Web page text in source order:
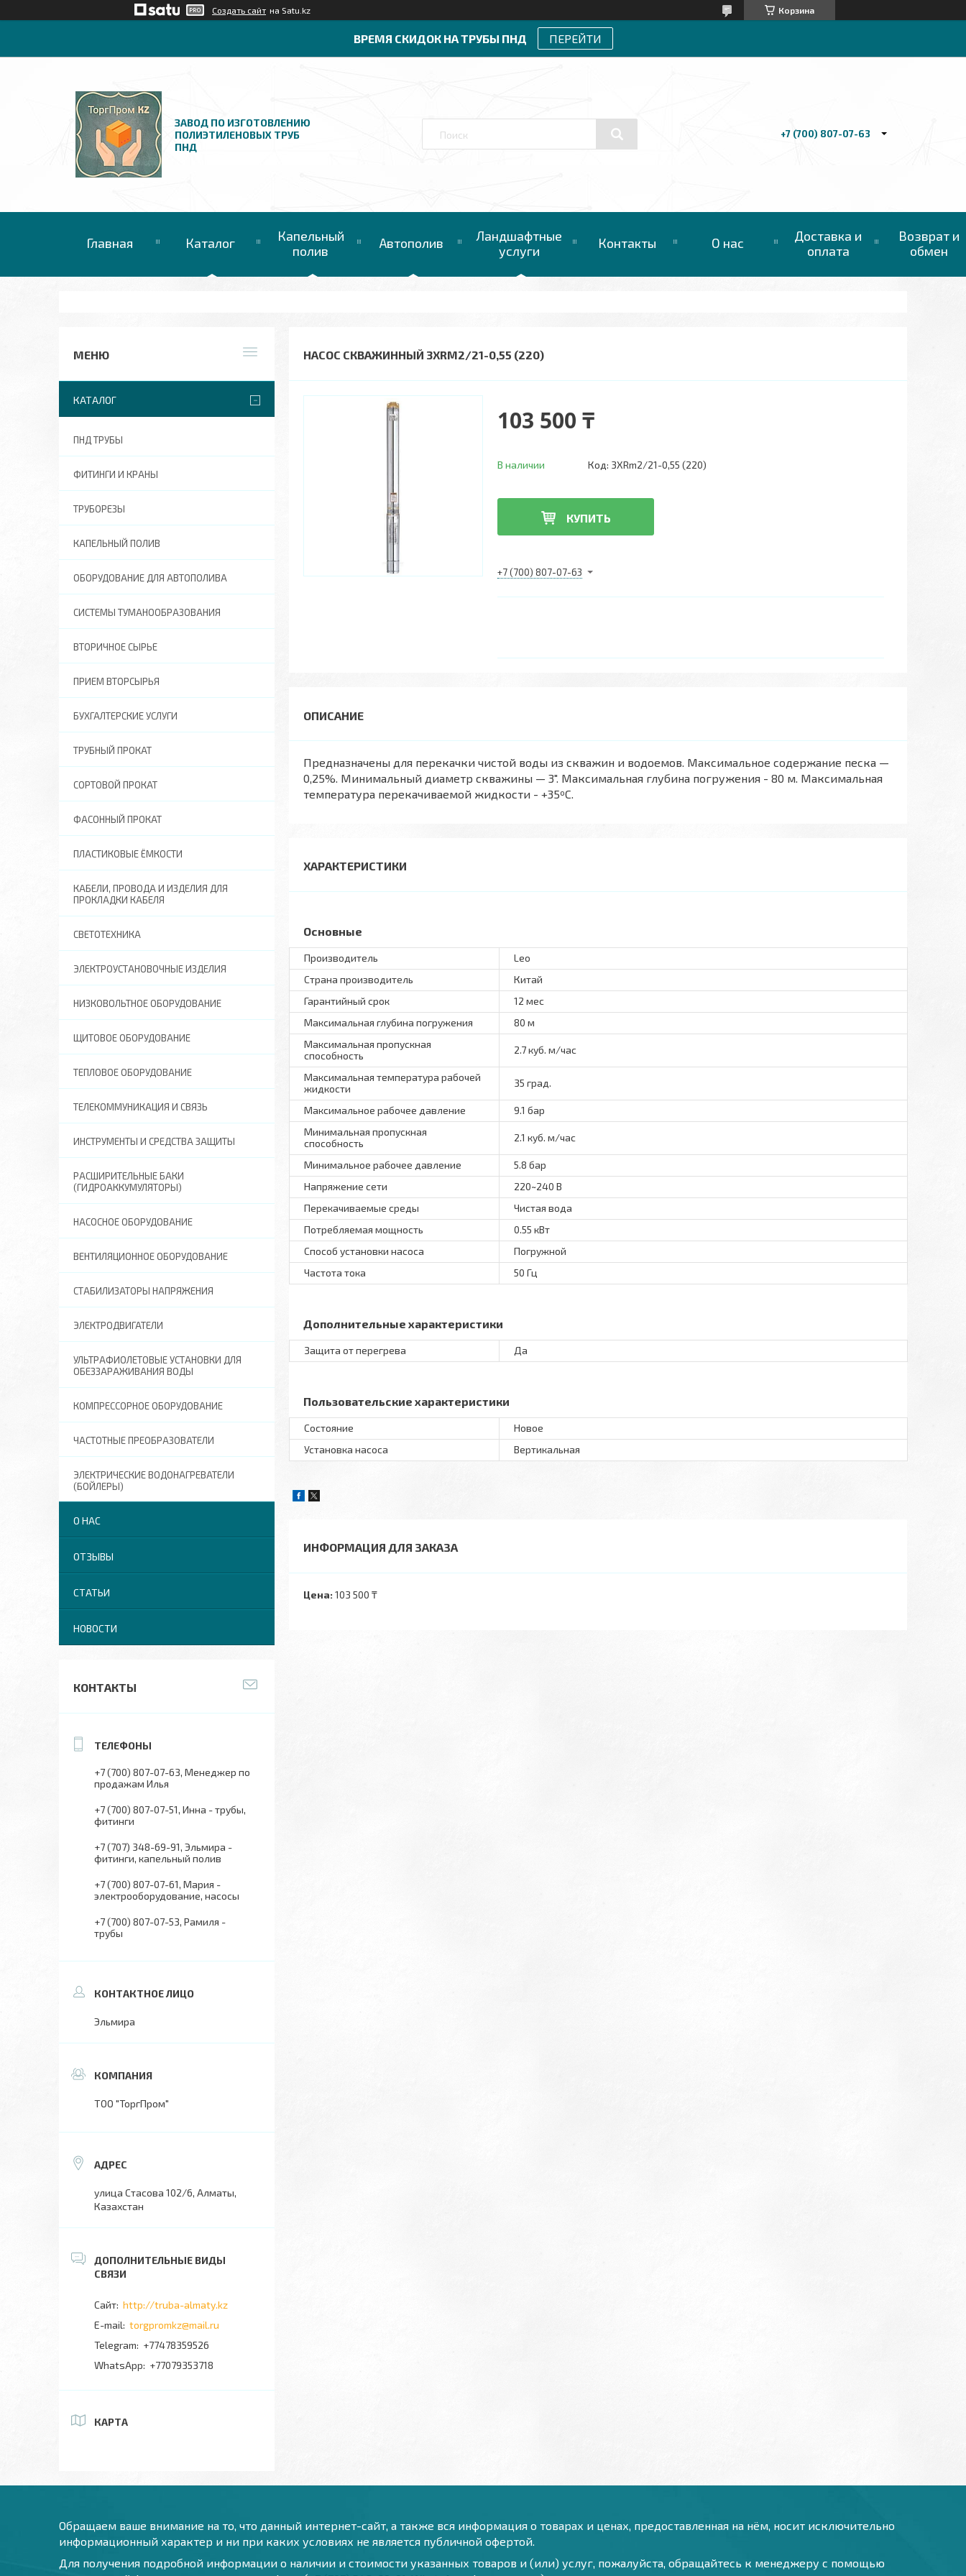
Создать сайт на Satu.kz Корзина
ВРЕМЯ СКИДОК НА ТРУБЫ ПНД ПЕРЕЙТИ
ЗАВОД ПО ИЗГОТОВЛЕНИЮ
ПОЛИЭТИЛЕНОВЫХ ТРУБ
ПНД
+7 (700) 807-07-63
Главная Каталог
Капельный
полив
Автополив
Ландшафтные
услуги
Контакты О нас
Доставка и
оплата
Возврат и
обмен
НАСОС СКВАЖИННЫЙ 3XRM2/21-0,55 (220)
103 500 ₸
В наличии Код: 3XRm2/21-0,55 (220)
КУПИТЬ
+7 (700) 807-07-63
Предназначены для перекачки чистой воды из скважин и водоемов. Максимальное содержание песка —
0,25%. Минимальный диаметр скважины — 3". Максимальная глубина погружения - 80 м. Максимальная
температура перекачиваемой жидкости - +35ºС.
ХАРАКТЕРИСТИКИ
Основные
Производитель
Leo
Страна производитель
Китай
Гарантийный срок
12 мес
Максимальная глубина погружения
80 м
Максимальная пропускная
способность
2.7 куб. м/час
Максимальная температура рабочей
жидкости
35 град.
Максимальное рабочее давление
9.1 бар
Минимальная пропускная
способность
2.1 куб. м/час
Минимальное рабочее давление
5.8 бар
Напряжение сети
220~240 В
Перекачиваемые среды
Чистая вода
Потребляемая мощность
0.55 кВт
Способ установки насоса
Погружной
Частота тока
50 Гц
Дополнительные характеристики
Защита от перегрева Да
Пользовательские характеристики
Состояние
Новое
Установка насоса
Вертикальная
ИНФОРМАЦИЯ ДЛЯ ЗАКАЗА
Цена: 103 500 ₸
КАТАЛОГ
ПНД ТРУБЫ
ФИТИНГИ И КРАНЫ
ТРУБОРЕЗЫ
КАПЕЛЬНЫЙ ПОЛИВ
ОБОРУДОВАНИЕ ДЛЯ АВТОПОЛИВА
СИСТЕМЫ ТУМАНООБРАЗОВАНИЯ
ВТОРИЧНОЕ СЫРЬЕ
ПРИЕМ ВТОРСЫРЬЯ
БУХГАЛТЕРСКИЕ УСЛУГИ
ТРУБНЫЙ ПРОКАТ
СОРТОВОЙ ПРОКАТ
ФАСОННЫЙ ПРОКАТ
ПЛАСТИКОВЫЕ ЁМКОСТИ
КАБЕЛИ, ПРОВОДА И ИЗДЕЛИЯ ДЛЯ
ПРОКЛАДКИ КАБЕЛЯ
СВЕТОТЕХНИКА
ЭЛЕКТРОУСТАНОВОЧНЫЕ ИЗДЕЛИЯ
НИЗКОВОЛЬТНОЕ ОБОРУДОВАНИЕ
ЩИТОВОЕ ОБОРУДОВАНИЕ
ТЕПЛОВОЕ ОБОРУДОВАНИЕ
ТЕЛЕКОММУНИКАЦИЯ И СВЯЗЬ
ИНСТРУМЕНТЫ И СРЕДСТВА ЗАЩИТЫ
РАСШИРИТЕЛЬНЫЕ БАКИ
(ГИДРОАККУМУЛЯТОРЫ)
НАСОСНОЕ ОБОРУДОВАНИЕ
ВЕНТИЛЯЦИОННОЕ ОБОРУДОВАНИЕ
СТАБИЛИЗАТОРЫ НАПРЯЖЕНИЯ
ЭЛЕКТРОДВИГАТЕЛИ
УЛЬТРАФИОЛЕТОВЫЕ УСТАНОВКИ ДЛЯ
ОБЕЗЗАРАЖИВАНИЯ ВОДЫ
КОМПРЕССОРНОЕ ОБОРУДОВАНИЕ
ЧАСТОТНЫЕ ПРЕОБРАЗОВАТЕЛИ
ЭЛЕКТРИЧЕСКИЕ ВОДОНАГРЕВАТЕЛИ
(БОЙЛЕРЫ)
О НАС
ОТЗЫВЫ
СТАТЬИ
НОВОСТИ
КОНТАКТЫ
+7 (700) 807-07-63 Менеджер по
продажам Илья
+7 (700) 807-07-51 Инна - трубы,
фитинги
+7 (707) 348-69-91 Эльмира -
фитинги, капельный полив
+7 (700) 807-07-61 Мария -
электрооборудование, насосы
+7 (700) 807-07-53 Рамиля -
трубы
Эльмира
ТОО "ТоргПром"
улица Стасова 102/6, Алматы,
Казахстан
http://truba-almaty.kz
torgpromkz@mail.ru
+77478359526
+77079353718
КАРТА
Обращаем ваше внимание на то, что данный интернет-сайт, а также вся информация о товарах и ценах, предоставленная на нём, носит исключительно
информационный характер и ни при каких условиях не является публичной офертой.
Для получения подробной информации о наличии и стоимости указанных товаров и (или) услуг, пожалуйста, обращайтесь к менеджеру с помощью